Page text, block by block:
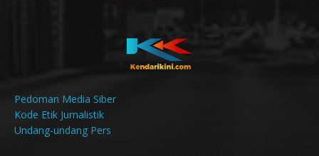
Pedoman Media Siber
Kode Etik Jurnalistik
Undang-undang Pers